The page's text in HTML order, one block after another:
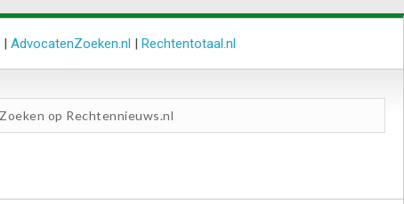
| AdvocatenZoeken.nl | Rechtentotaal.nl